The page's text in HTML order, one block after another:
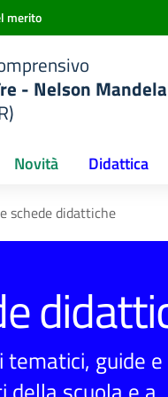
merito
- Nelson
Novità Didattica
schede didattiche
guide e